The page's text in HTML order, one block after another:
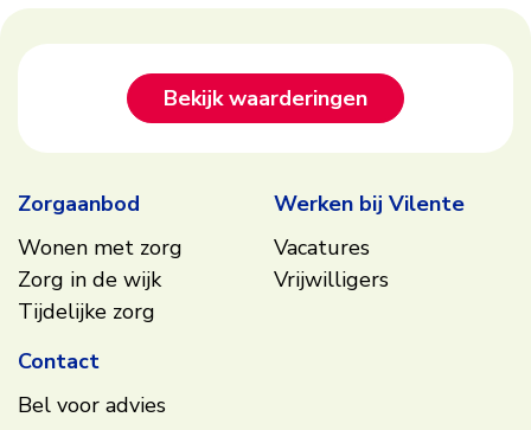
Footer
Bekijk waarderingen
Zorgaanbod
Wonen met zorg
Zorg in de wijk
Tijdelijke zorg
Werken bij Vilente
Vacatures
Vrijwilligers
Contact
Bel voor advies